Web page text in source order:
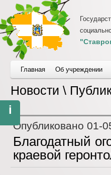
i
Главная Об учреждении
Новости \
Опубликовано 01-
Благодатный
краевой